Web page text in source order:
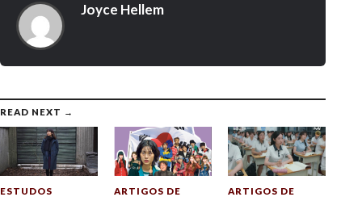
Joyce Hellem
READ NEXT →
ESTUDOS
ARTIGOS DE
ARTIGOS DE